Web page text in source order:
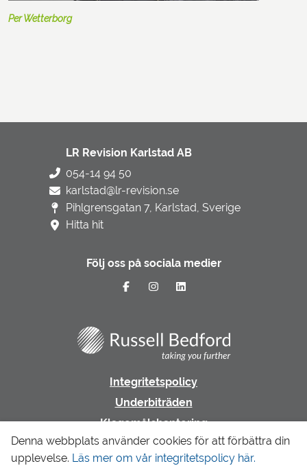
Per Wetterborg
LR Revision Karlstad AB
054-14 94 50
karlstad@lr-revision.se
Pihlgrensgatan 7, Karlstad, Sverige
Hitta hit
Följ oss på sociala medier
Integritetspolicy
Underbiträden
Klagomålshantering
Gå till LR Revision & Redovisning
Denna webbplats använder cookies för att förbättra din
upplevelse.
Läs mer om vår integritetspolicy här.